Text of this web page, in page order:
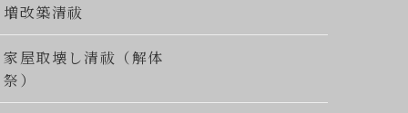
増改築清祓
家屋取壊し清祓（解体
祭）